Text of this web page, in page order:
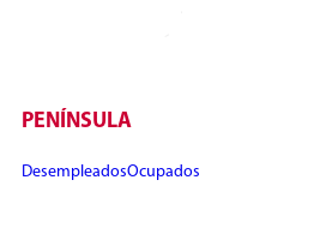
PENÍNSULA
DesempleadosOcupados